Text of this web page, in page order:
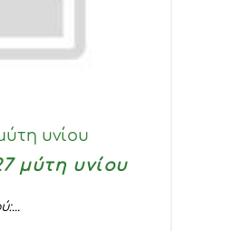
υνίου
μύτη υνίου